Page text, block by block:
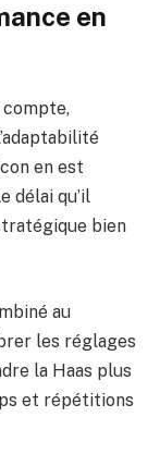
en
compte,
en est
délai qu’il
bien
au
les réglages
la Haas plus
et répétitions